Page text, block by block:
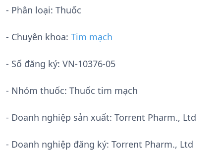
- Phân loại: Thuốc
- Chuyên khoa: Tim mạch
- Số đăng ký: VN-10376-05
- Nhóm thuốc: Thuốc tim mạch
- Doanh nghiệp sản xuất: Torrent Pharm., Ltd
- Doanh nghiệp đăng ký: Torrent Pharm., Ltd